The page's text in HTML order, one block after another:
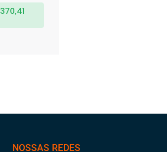
370,41
NOSSAS REDES